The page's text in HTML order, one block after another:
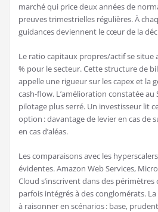
marché qui price deux années de
preuves trimestrielles régulières. À
guidances deviennent le cœur de la
Le ratio capitaux propres/actif se situe
% pour le secteur. Cette structure de
appelle une rigueur sur les capex et la
cash-flow. L’amélioration constatée au
pilotage plus serré. Un investisseur lit
option : davantage de levier en cas de
en cas d’aléas.
Les comparaisons avec les
évidentes. Amazon Web Services,
Cloud s’inscrivent dans des
parfois intégrés à des conglomérats.
à raisonner en scénarios : base,